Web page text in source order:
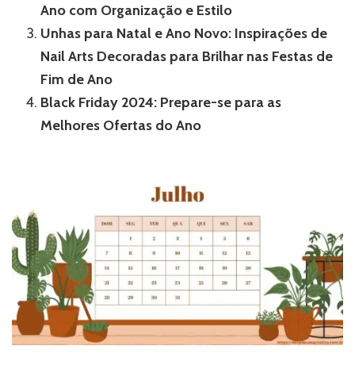
Ano com Organização e Estilo
Unhas para Natal e Ano Novo: Inspirações de
Nail Arts Decoradas para Brilhar nas Festas de
Fim de Ano
Black Friday 2024: Prepare-se para as
Melhores Ofertas do Ano